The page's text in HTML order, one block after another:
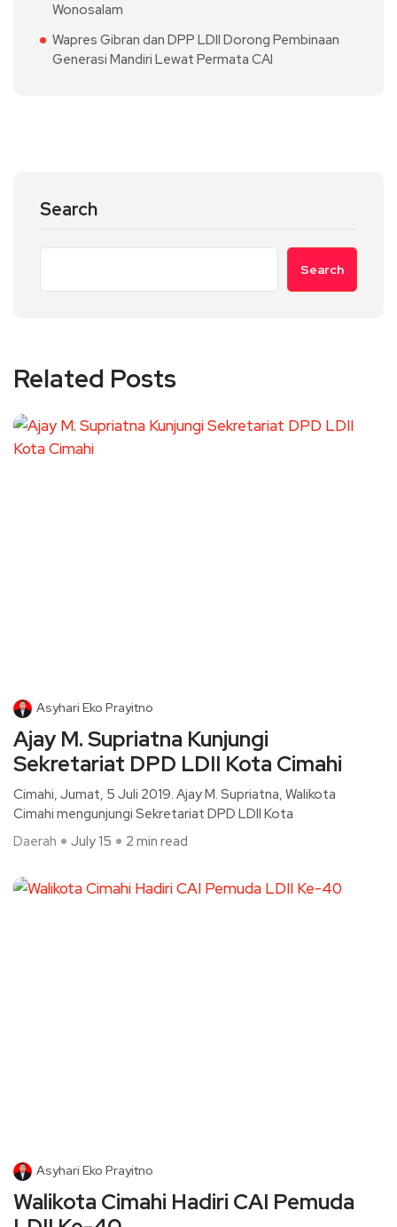
Wonosalam
Wapres Gibran dan DPP LDII Dorong Pembinaan
Generasi Mandiri Lewat Permata CAI
Search
Search
Related Posts
Asyhari Eko Prayitno
Ajay M. Supriatna Kunjungi
Sekretariat DPD LDII Kota Cimahi
Cimahi, Jumat, 5 Juli 2019. Ajay M. Supriatna, Walikota
Cimahi mengunjungi Sekretariat DPD LDII Kota
Daerah
July 15 2 min read
Asyhari Eko Prayitno
Walikota Cimahi Hadiri CAI Pemuda